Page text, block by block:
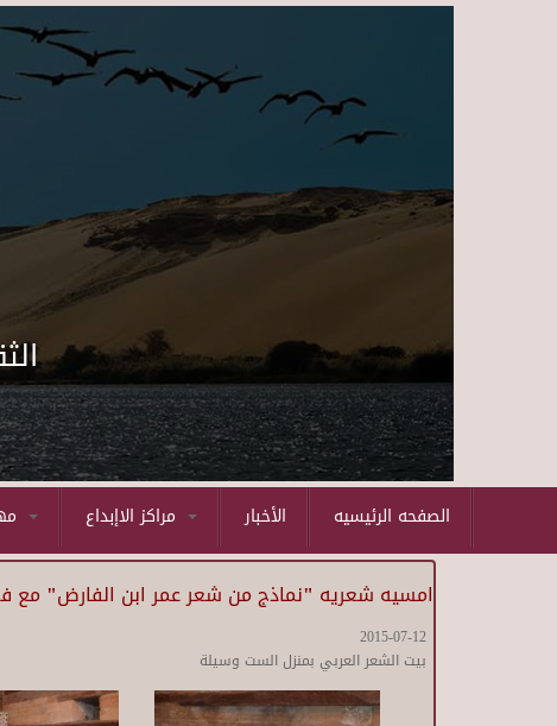
الأخبار الصفحه الرئيسيه
امسيه شعريه "نماذج من شعر عمر ابن الفارض" مع
2015-07-12
بيت الشعر العربي بمنزل الست وسيلة